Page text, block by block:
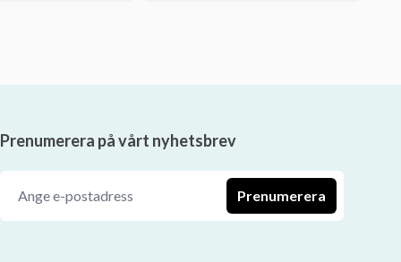
Prenumerera på vårt nyhetsbrev
Prenumerera